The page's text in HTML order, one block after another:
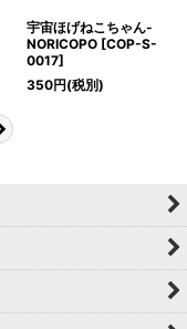
宇宙ほげねこちゃん-
NORICOPO [COP-S-
0017]
350円(税別)